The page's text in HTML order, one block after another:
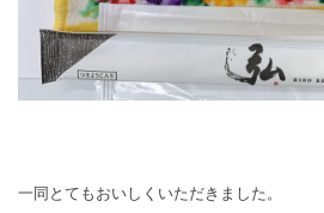
一同とてもおいしくいただきました。